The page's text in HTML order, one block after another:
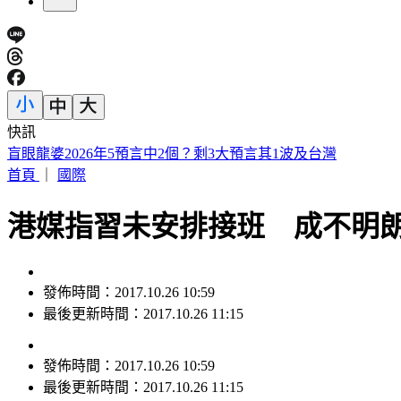
快訊
盲眼龍婆2026年5預言中2個？剩3大預言其1波及台灣
首頁
國際
港媒指習未安排接班 成不明
發佈時間：2017.10.26 10:59
最後更新時間：2017.10.26 11:15
發佈時間： 2017.10.26 10:59
最後更新時間： 2017.10.26 11:15